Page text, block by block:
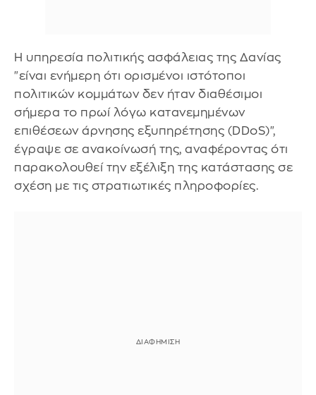
Η υπηρεσία πολιτικής ασφάλειας της Δανίας
"είναι ενήμερη ότι ορισμένοι ιστότοποι
πολιτικών κομμάτων δεν ήταν διαθέσιμοι
σήμερα το πρωί λόγω κατανεμημένων
επιθέσεων άρνησης εξυπηρέτησης (DDoS)",
έγραψε σε ανακοίνωσή της, αναφέροντας ότι
παρακολουθεί την εξέλιξη της κατάστασης σε
σχέση με τις στρατιωτικές πληροφορίες.